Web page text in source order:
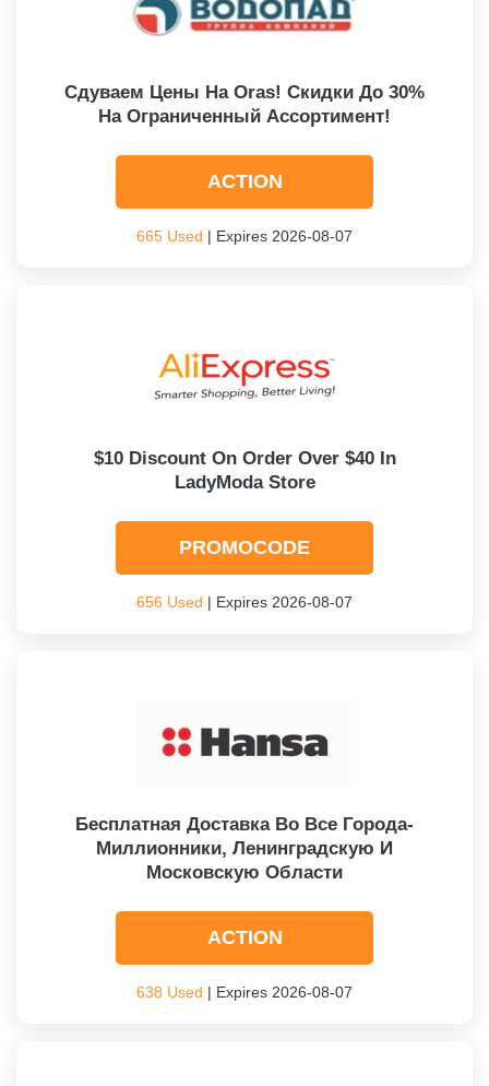
Сдуваем Цены На Oras! Скидки До 30%
На Ограниченный Ассортимент!
ACTION
665 Used | Expires 2026-08-07
$10 Discount On Order Over $40 In
LadyModa Store
PROMOCODE
656 Used | Expires 2026-08-07
Бесплатная Доставка Во Все Города-
Миллионники, Ленинградскую И
Московскую Области
ACTION
638 Used | Expires 2026-08-07